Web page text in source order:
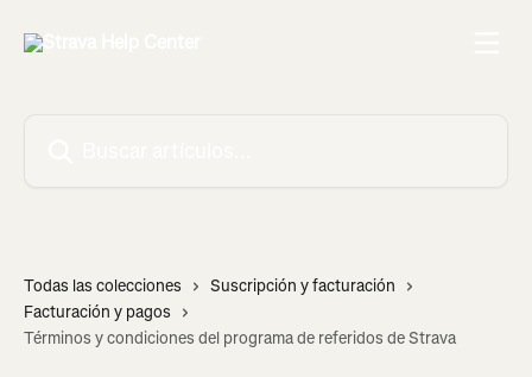
Todas las colecciones
Suscripción y facturación
Facturación y pagos
Términos y condiciones del programa de referidos de Strava